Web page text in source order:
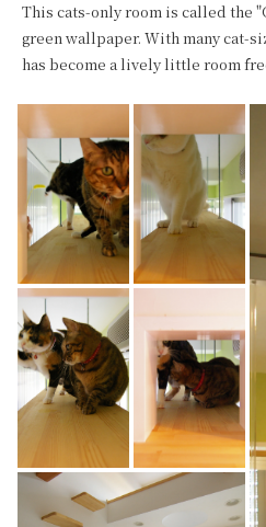
This cats-only room is called the
green wallpaper. With many cat-
has become a lively little room